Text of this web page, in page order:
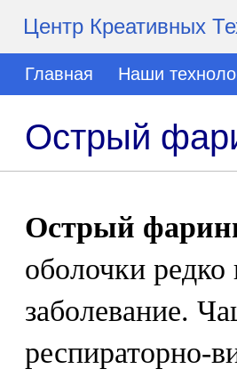
Центр Креативных
Главная Наши
Острый
Острый
оболочки редко
заболевание.
респираторно-